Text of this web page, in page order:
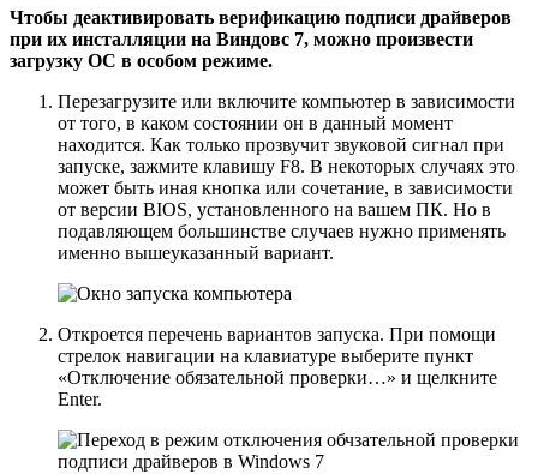
Чтобы деактивировать верификацию подписи драйверов
при их инсталляции на Виндовс 7, можно произвести
загрузку ОС в особом режиме.
Перезагрузите или включите компьютер в зависимости
от того, в каком состоянии он в данный момент
находится. Как только прозвучит звуковой сигнал при
запуске, зажмите клавишу F8. В некоторых случаях это
может быть иная кнопка или сочетание, в зависимости
от версии BIOS, установленного на вашем ПК. Но в
подавляющем большинстве случаев нужно применять
именно вышеуказанный вариант.
Откроется перечень вариантов запуска. При помощи
стрелок навигации на клавиатуре выберите пункт
«Отключение обязательной проверки…» и щелкните
Enter.